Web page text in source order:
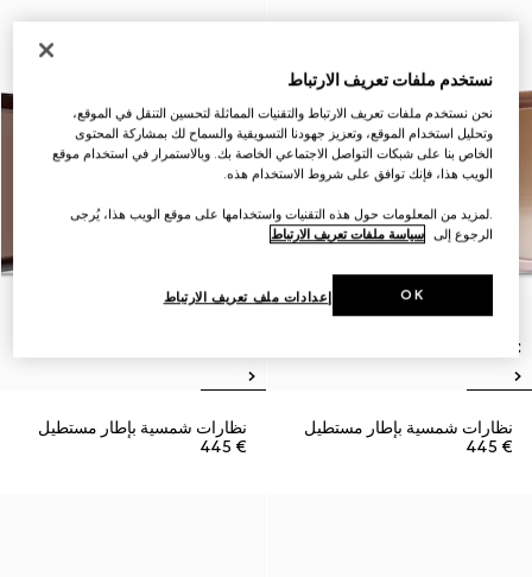
نظارات شمسية بإطار مستطيل
€ 445
نظارات شمسية بإطار مستطيل
€ 445
نستخدم ملفات تعريف الارتباط
نحن نستخدم ملفات تعريف الارتباط والتقنيات المماثلة لتحسين التنقل في الموقع،
وتحليل استخدام الموقع، وتعزيز جهودنا التسويقية والسماح لك بمشاركة المحتوى
الخاص بنا على شبكات التواصل الاجتماعي الخاصة بك. وبالاستمرار في استخدام موقع
الويب هذا، فإنك توافق على شروط الاستخدام هذه.
.لمزيد من المعلومات حول هذه التقنيات واستخدامها على موقع الويب هذا، يُرجى
الرجوع إلى سياسة ملفات تعريف الارتباط
إعدادات ملف تعريف الارتباط OK